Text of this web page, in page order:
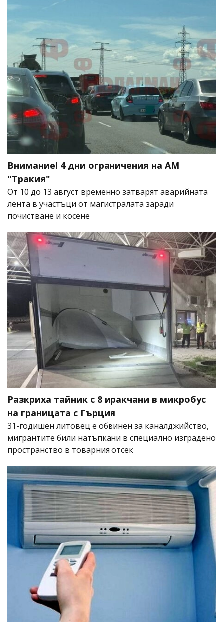
Внимание! 4 дни ограничения на АМ
"Тракия"
От 10 до 13 август временно затварят аварийната
лента в участъци от магистралата заради
почистване и косене
Разкриха тайник с 8 иракчани в микробус
на границата с Гърция
31-годишен литовец е обвинен за каналджийство,
мигрантите били натъпкани в специално изградено
пространство в товарния отсек